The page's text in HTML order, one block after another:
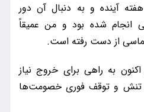
آینده و به دنبال آن دور
انجام شده بود و من عمیقاً
از دست رفته است.
به راهی برای خروج نیاز
تنش و توقف فوری خصومت‌ها